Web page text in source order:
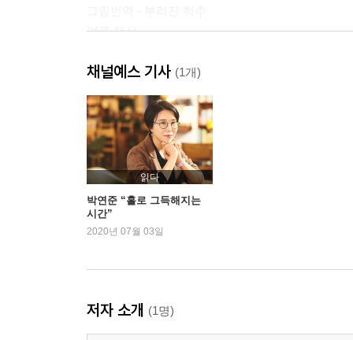
여름 책상
2부 우리들의 실패
실연한 사람들
편지 1
편지 2
편지 3
그림번역 - 디에고와 나
3부 그땐 억울했고 지금은 화가 난다
파뿌리 생각
채널예스 기사 (1개)
읽다
박연준 “홀로 그득해지는
시간”
2020년 07월 03일
저자 소개 (1명)